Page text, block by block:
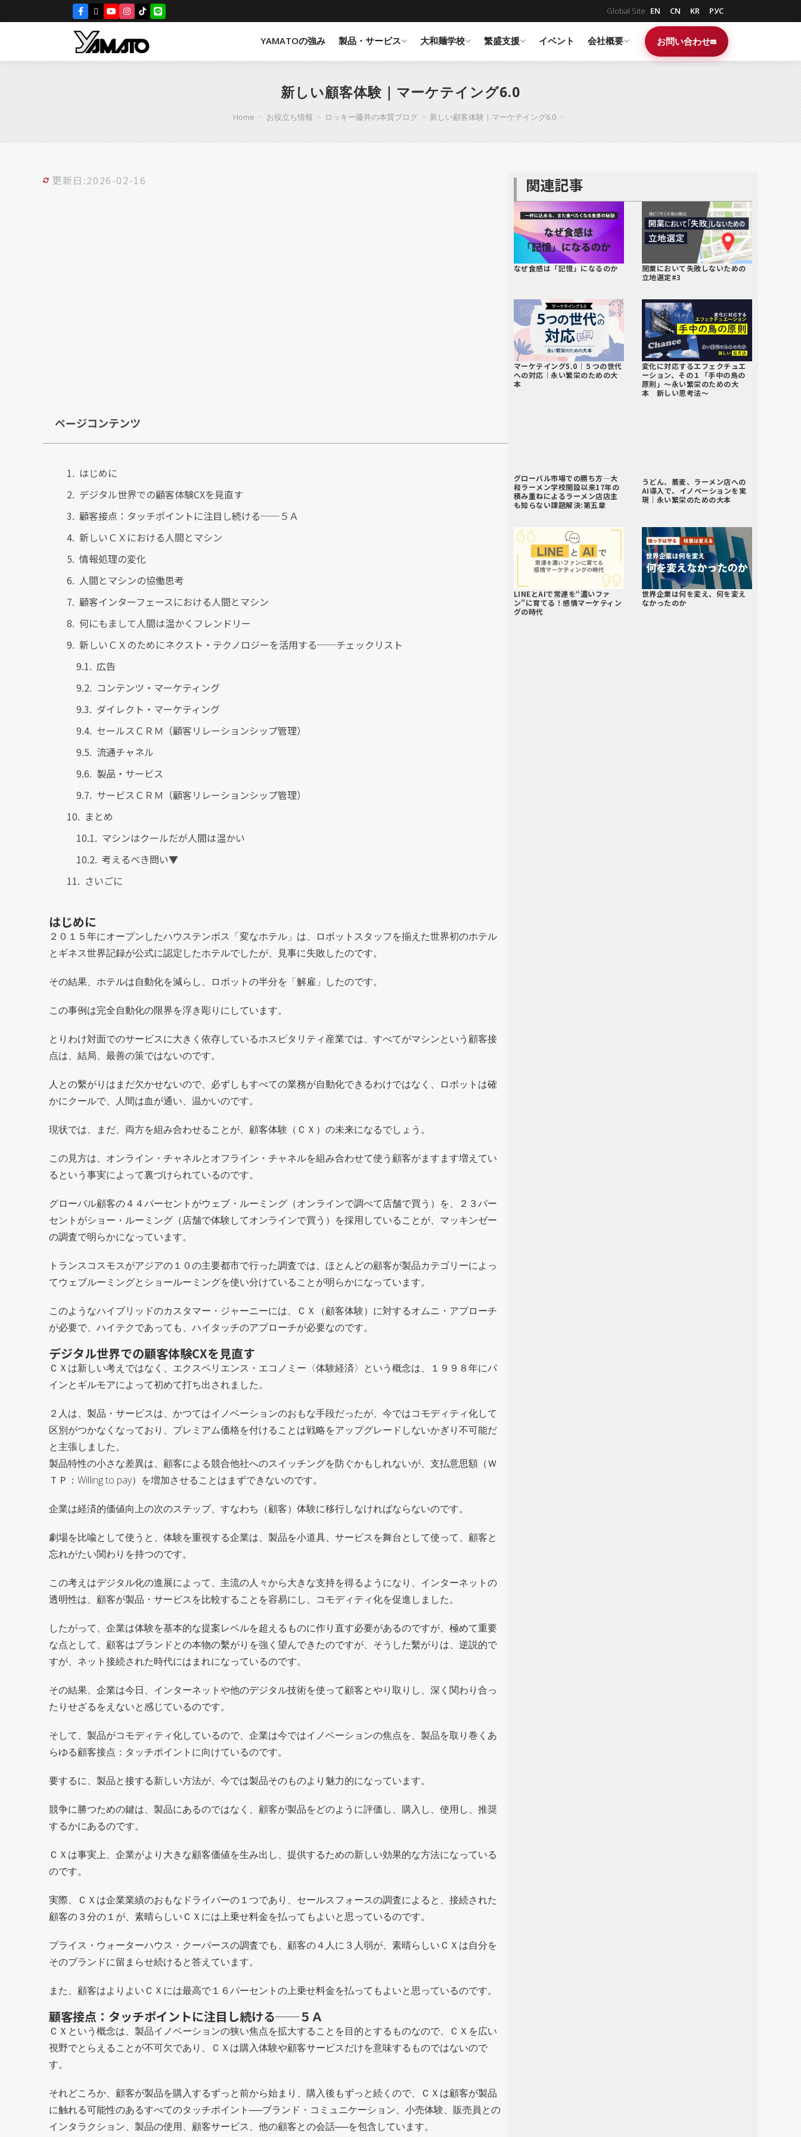
Global Site EN CN KR РУС
YAMATOの強み 製品・サービス 大和麺学校 繁盛支援 イベント 会社概要 お問い合わせ
新しい顧客体験｜マーケテイング6.0
Home > お役立ち情報 > ロッキー藤井の本質ブログ > 新しい顧客体験｜マーケテイング6.0 >
更新日:2026-02-16
ページコンテンツ
はじめに
デジタル世界での顧客体験CXを見直す
顧客接点：タッチポイントに注目し続ける──５Ａ
新しいＣＸにおける人間とマシン
情報処理の変化
人間とマシンの協働思考
顧客インターフェースにおける人間とマシン
何にもまして人間は温かくフレンドリー
新しいＣＸのためにネクスト・テクノロジーを活用する──チェックリスト
広告
コンテンツ・マーケティング
ダイレクト・マーケティング
セールスＣＲＭ（顧客リレーションシップ管理）
流通チャネル
製品・サービス
サービスＣＲＭ（顧客リレーションシップ管理）
まとめ
マシンはクールだが人間は温かい
考えるべき問い▼
さいごに
はじめに
２０１５年にオープンしたハウステンボス「変なホテル」は、ロボットスタッフを揃えた世界初のホテル
とギネス世界記録が公式に認定したホテルでしたが、見事に失敗したのです。
その結果、ホテルは自動化を減らし、ロボットの半分を「解雇」したのです。
この事例は完全自動化の限界を浮き彫りにしています。
とりわけ対面でのサービスに大きく依存しているホスピタリティ産業では、すべてがマシンという顧客接
点は、結局、最善の策ではないのです。
人との繫がりはまだ欠かせないので、必ずしもすべての業務が自動化できるわけではなく、ロボットは確
かにクールで、人間は血が通い、温かいのです。
現状では、まだ、両方を組み合わせることが、顧客体験（ＣＸ）の未来になるでしょう。
この見方は、オンライン・チャネルとオフライン・チャネルを組み合わせて使う顧客がますます増えてい
るという事実によって裏づけられているのです。
グローバル顧客の４４パーセントがウェブ・ルーミング（オンラインで調べて店舗で買う）を、２３パー
セントがショー・ルーミング（店舗で体験してオンラインで買う）を採用していることが、マッキンゼー
の調査で明らかになっています。
トランスコスモスがアジアの１０の主要都市で行った調査では、ほとんどの顧客が製品カテゴリーによっ
てウェブルーミングとショールーミングを使い分けていることが明らかになっています。
このようなハイブリッドのカスタマー・ジャーニーには、ＣＸ（顧客体験）に対するオムニ・アプローチ
が必要で、ハイテクであっても、ハイタッチのアプローチが必要なのです。
デジタル世界での顧客体験CXを見直す
ＣＸは新しい考えではなく、エクスペリエンス・エコノミー〈体験経済〉という概念は、１９９８年にパ
インとギルモアによって初めて打ち出されました。
２人は、製品・サービスは、かつてはイノベーションのおもな手段だったが、今ではコモディティ化して
区別がつかなくなっており、プレミアム価格を付けることは戦略をアップグレードしないかぎり不可能だ
と主張しました。
製品特性の小さな差異は、顧客による競合他社へのスイッチングを防ぐかもしれないが、支払意思額（Ｗ
ＴＰ：Willing to pay）を増加させることはまずできないのです。
企業は経済的価値向上の次のステップ、すなわち（顧客）体験に移行しなければならないのです。
劇場を比喩として使うと、体験を重視する企業は、製品を小道具、サービスを舞台として使って、顧客と
忘れがたい関わりを持つのです。
この考えはデジタル化の進展によって、主流の人々から大きな支持を得るようになり、インターネットの
透明性は、顧客が製品・サービスを比較することを容易にし、コモディティ化を促進しました。
したがって、企業は体験を基本的な提案レベルを超えるものに作り直す必要があるのですが、極めて重要
な点として、顧客はブランドとの本物の繫がりを強く望んできたのですが、そうした繫がりは、逆説的で
すが、ネット接続された時代にはまれになっているのです。
その結果、企業は今日、インターネットや他のデジタル技術を使って顧客とやり取りし、深く関わり合っ
たりせざるをえないと感じているのです。
そして、製品がコモディティ化しているので、企業は今ではイノベーションの焦点を、製品を取り巻くあ
らゆる顧客接点：タッチポイントに向けているのです。
要するに、製品と接する新しい方法が、今では製品そのものより魅力的になっています。
競争に勝つための鍵は、製品にあるのではなく、顧客が製品をどのように評価し、購入し、使用し、推奨
するかにあるのです。
ＣＸは事実上、企業がより大きな顧客価値を生み出し、提供するための新しい効果的な方法になっている
のです。
実際、ＣＸは企業業績のおもなドライバーの１つであり、セールスフォースの調査によると、接続された
顧客の３分の１が、素晴らしいＣＸには上乗せ料金を払ってもよいと思っているのです。
プライス・ウォーターハウス・クーパースの調査でも、顧客の４人に３人弱が、素晴らしいＣＸは自分を
そのブランドに留まらせ続けると答えています。
また、顧客はよりよいＣＸには最高で１６パーセントの上乗せ料金を払ってもよいと思っているのです。
顧客接点：タッチポイントに注目し続ける──５Ａ
ＣＸという概念は、製品イノベーションの狭い焦点を拡大することを目的とするものなので、ＣＸを広い
視野でとらえることが不可欠であり、ＣＸは購入体験や顧客サービスだけを意味するものではないので
す。
それどころか、顧客が製品を購入するずっと前から始まり、購入後もずっと続くので、ＣＸは顧客が製品
に触れる可能性のあるすべてのタッチポイント──ブランド・コミュニケーション、小売体験、販売員との
インタラクション、 製品の使用、顧客サービス、他の顧客との会話──を包含しています。
関連記事
なぜ食感は「記憶」になるのか
開業において失敗しないための
立地選定#3
マーケテイング5.0｜５つの世代
への対応｜永い繁栄のための大
本
変化に対応するエフェクチュエ
ーション、その１「手中の鳥の
原則」～永い繁栄のための大
本 新しい思考法～
グローバル市場での勝ち方―大
和ラーメン学校開設以来17年の
積み重ねによるラーメン店店主
も知らない課題解決:第五章
うどん、蕎麦、ラーメン店への
AI導入で、イノベーションを実
現｜永い繁栄のための大本
LINEとAIで常連を“濃いファ
ン”に育てる！感情マーケティン
グの時代
世界企業は何を変え、何を変え
なかったのか